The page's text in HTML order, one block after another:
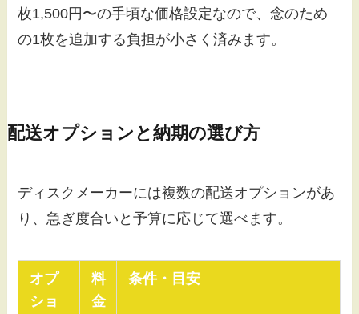
枚1,500円〜の手頃な価格設定なので、念のため
の1枚を追加する負担が小さく済みます。
配送オプションと納期の選び方
ディスクメーカーには複数の配送オプションがあ
り、急ぎ度合いと予算に応じて選べます。
オプ
ショ
料
金
条件・目安